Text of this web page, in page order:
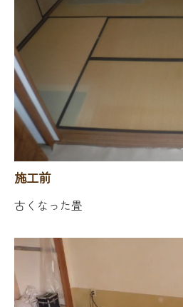
施工前
古くなった畳